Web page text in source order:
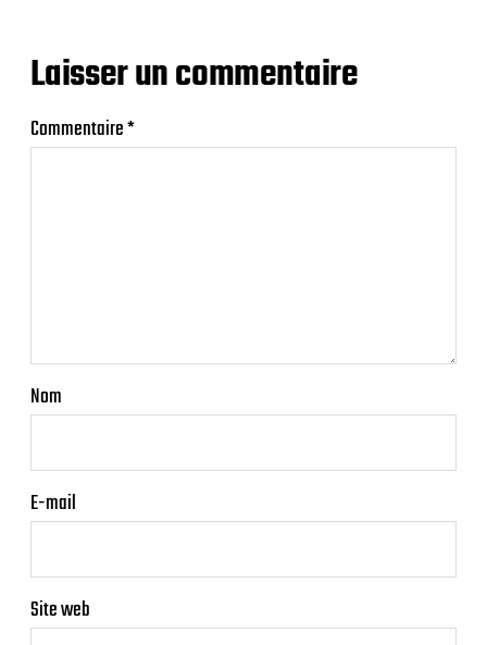
Laisser un commentaire
Commentaire*
Nom
E-mail
Site web